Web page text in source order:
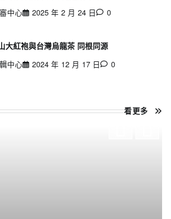
中心
2025 年 2 月 24 日 0
大紅袍與台灣烏龍茶 同根同源
中心
2024 年 12 月 17 日 0
看更多